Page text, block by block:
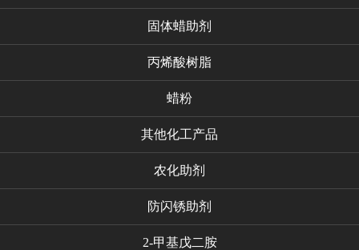
固体蜡助剂
丙烯酸树脂
蜡粉
其他化工产品
农化助剂
防闪锈助剂
2-甲基戊二胺